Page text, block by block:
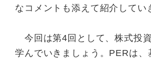
なコメントも添えて紹介してい
今回は第4回として、株式投
学んでいきましょう。PERは